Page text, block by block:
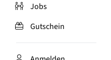
Jobs
Gutschein